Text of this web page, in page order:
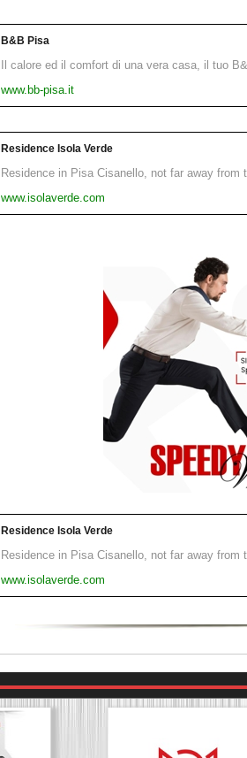
B&B Pisa
Il calore ed il comfort di una vera casa, il tuo
www.bb-pisa.it
Residence Isola Verde
Residence in Pisa Cisanello, not far away from
www.isolaverde.com
Residence Isola Verde
Residence in Pisa Cisanello, not far away from
www.isolaverde.com